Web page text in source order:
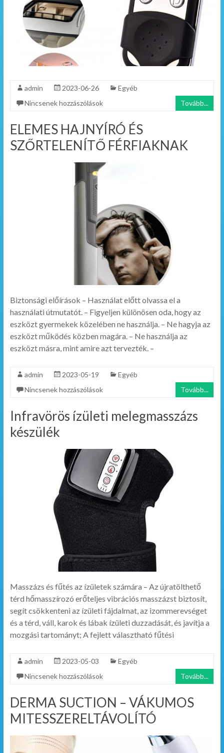
admin 2023-06-26
Egyéb
Nincsenek hozzászólások
Tovább...
ELEMES HAJNYÍRÓ ÉS
SZŐRTELENÍTŐ FÉRFIAKNAK
Biztonsági előírások – Használat előtt olvassa el a
használati útmutatót. – Figyeljen különösen oda, hogy az
eszközt gyermekek közelében ne használja. – Ne hagyja az
eszközt működés közben magára. – Ne használja az
eszközt másra, mint amire azt tervezték. –
admin 2023-05-19
Egyéb
Nincsenek hozzászólások
Tovább...
Infravörös ízületi melegmasszázs
készülék
Masszázs és fűtés az ízületek számára – Az újratölthető
térd hőmasszírozó erőteljes vibrációs masszázst biztosít,
segít csökkenteni az ízületi fájdalmat, az izommerevséget
és a térd, váll, karok és lábak ízületi duzzadását, és javítja a
mozgási tartományt; A fejlett választható fűtési
admin 2023-05-03
Egyéb
Nincsenek hozzászólások
Tovább...
DERMA SUCTION – VÁKUMOS
MITESSZERELTÁVOLÍTÓ